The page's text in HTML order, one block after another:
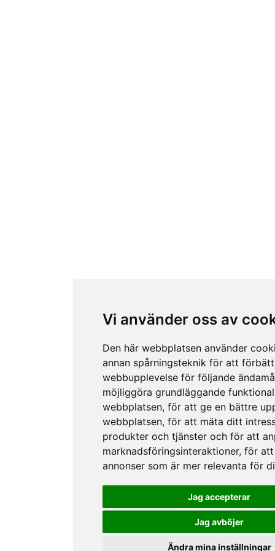
Vi använder oss av
Den här webbplatsen använder
annan spårningsteknik för att
webbupplevelse för följande
möjliggöra grundläggande
webbplatsen, för att ge en bättre
webbplatsen, för att mäta ditt
produkter och tjänster och för att
marknadsföringsinteraktioner, för att
annonser som är mer relevanta för
Jag accepterar
Jag avböjer
Ändra mina inställningar